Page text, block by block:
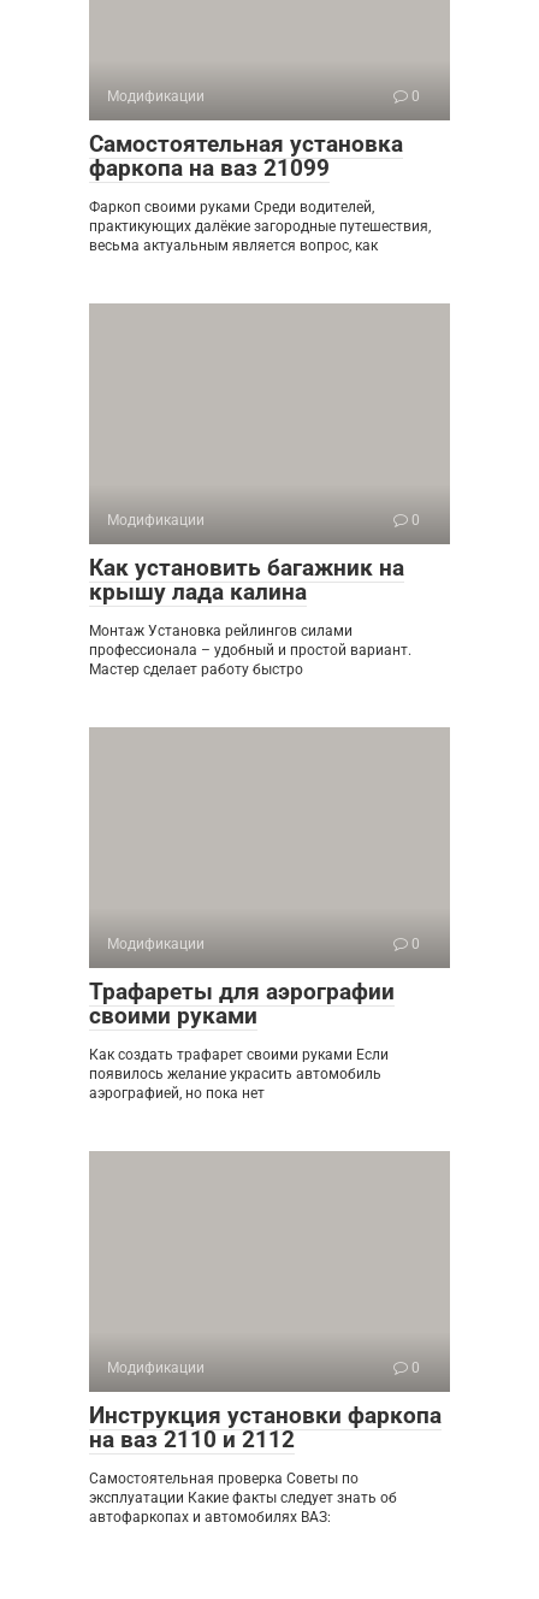
Модификации 0
Самостоятельная установка
фаркопа на ваз 21099
Фаркоп своими руками Среди водителей,
практикующих далёкие загородные путешествия,
весьма актуальным является вопрос, как
Модификации 0
Как установить багажник на
крышу лада калина
Монтаж Установка рейлингов силами
профессионала – удобный и простой вариант.
Мастер сделает работу быстро
Модификации 0
Трафареты для аэрографии
своими руками
Как создать трафарет своими руками Если
появилось желание украсить автомобиль
аэрографией, но пока нет
Модификации 0
Инструкция установки фаркопа
на ваз 2110 и 2112
Самостоятельная проверка Советы по
эксплуатации Какие факты следует знать об
автофаркопах и автомобилях ВАЗ: